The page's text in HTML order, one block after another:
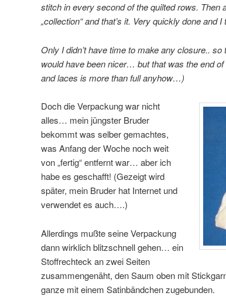
stitch in every second of the quilted rows. Then
„collection“ and that’s it. Very quickly done and
Only I didn’t have time to make any closure..
would have been nicer… but that was the end
and laces is more than full anyhow…)
Doch die Verpackung war nicht
alles… mein jüngster Bruder
bekommt was selber gemachtes,
was Anfang der Woche noch weit
von „fertig“ entfernt war… aber ich
habe es geschafft! (Gezeigt wird
später, mein Bruder hat Internet und
verwendet es auch….)
Allerdings mußte seine Verpackung
dann wirklich blitzschnell gehen… ein
Stoffrechteck an zwei Seiten
zusammengenäht, den Saum oben mit
ganze mit einem Satinbändchen zugebunden.